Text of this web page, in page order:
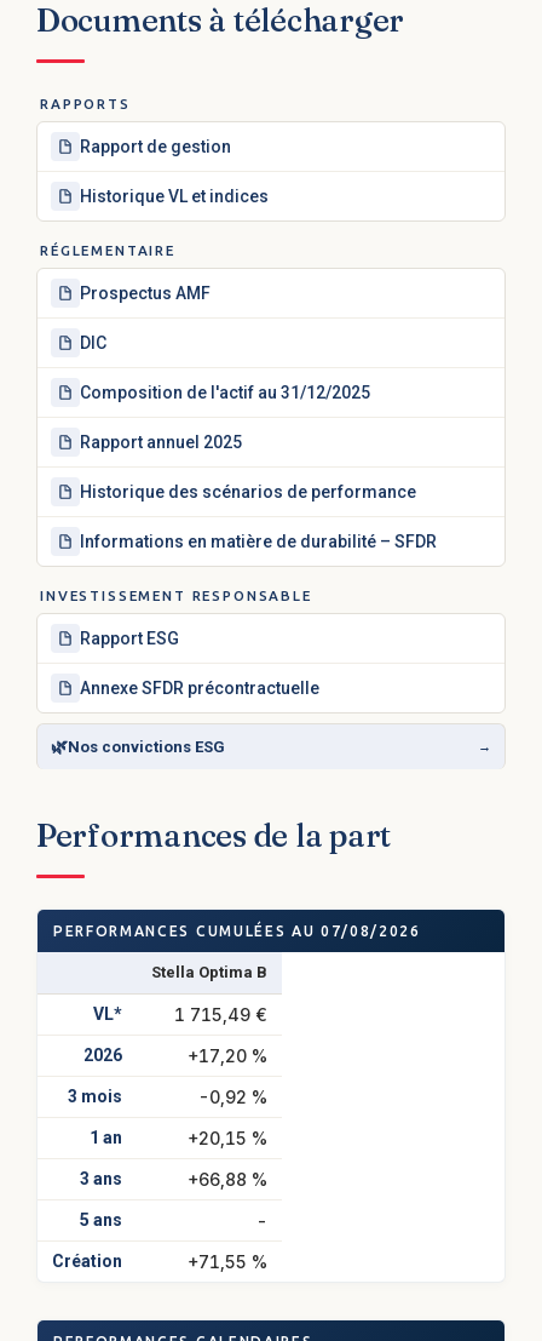
Documents à télécharger
RAPPORTS
Rapport de gestion
Historique VL et indices
RÉGLEMENTAIRE
Prospectus AMF
DIC
Composition de l'actif au 31/12/2025
Rapport annuel 2025
Historique des scénarios de performance
Informations en matière de durabilité – SFDR
INVESTISSEMENT RESPONSABLE
Rapport ESG
Annexe SFDR précontractuelle
🌿Nos convictions ESG →
Performances de la part
PERFORMANCES CUMULÉES AU 07/08/2026
Stella Optima B
VL* 1 715,49 €
2026 +17,20 %
3 mois -0,92 %
1 an +20,15 %
3 ans +66,88 %
5 ans -
Création +71,55 %